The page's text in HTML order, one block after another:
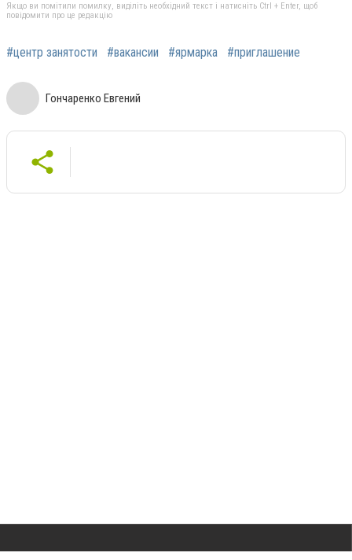
Якщо ви помітили помилку, виділіть необхідний текст і натисніть Ctrl + Enter, щоб
повідомити про це редакцію
#центр занятости #вакансии #ярмарка #приглашение
Гончаренко Евгений